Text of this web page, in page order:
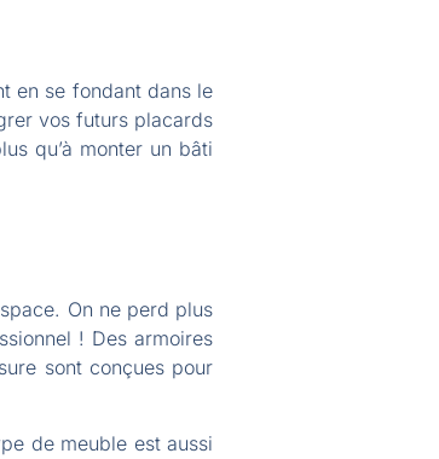
en se fondant dans le
vos futurs placards
qu’à monter un bâti
On ne perd plus
! Des armoires
sont conçues pour
de meuble est aussi